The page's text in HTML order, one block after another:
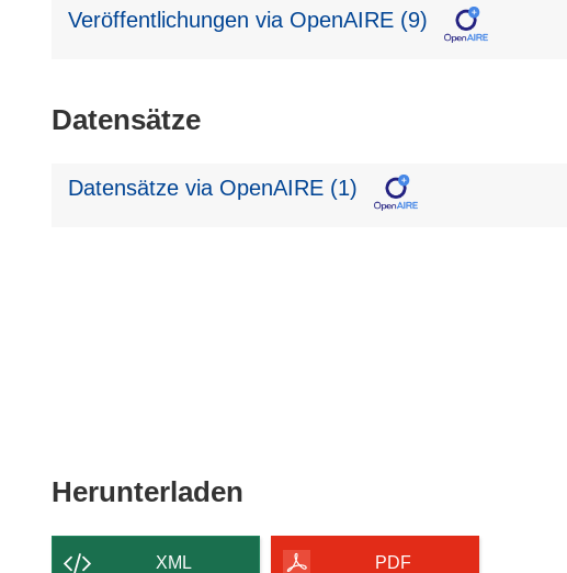
Veröffentlichungen via OpenAIRE (9)
Datensätze
Datensätze via OpenAIRE (1)
Herunterladen
XML PDF